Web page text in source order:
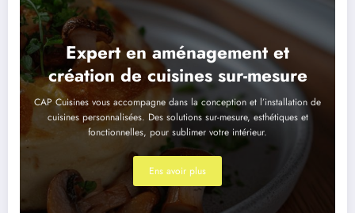
Expert en aménagement et
création de cuisines sur-mesure
CAP Cuisines vous accompagne dans la conception et l’installation de
cuisines personnalisées. Des solutions sur-mesure, esthétiques et
fonctionnelles, pour sublimer votre intérieur.
Ens avoir plus